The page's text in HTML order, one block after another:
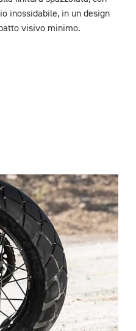
inossidabile, in un design
visivo minimo.